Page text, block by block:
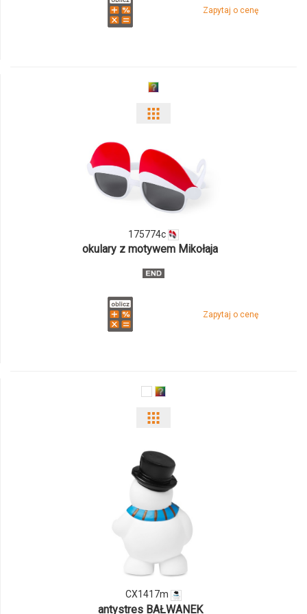
Zapytaj o cenę
i
ilości
175774c
175774c
okulary z motywem Mikołaja
Zapytaj o cenę
ilości
produktu
CX1417m
CX1417m
antystres BAŁWANEK